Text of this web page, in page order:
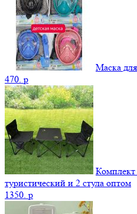
Маска
470. p
туристический и 2 стула оптом
1350. p